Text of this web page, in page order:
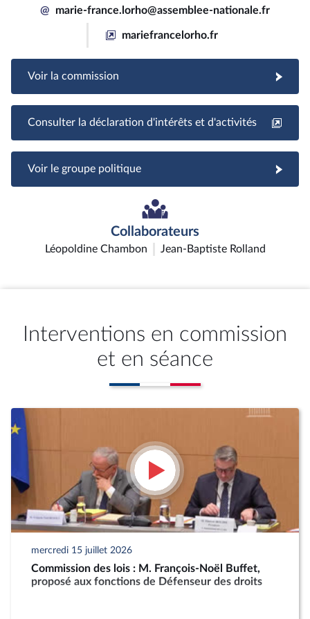
@ marie-france.lorho@assemblee-nationale.fr
mariefrancelorho.fr
Voir la commission
Consulter la déclaration d'intérêts et d'activités
Voir le groupe politique
Collaborateurs
Léopoldine Chambon Jean-Baptiste Rolland
Interventions en commission
et en séance
mercredi 15 juillet 2026
Commission des lois : M. François-Noël Buffet,
proposé aux fonctions de Défenseur des droits